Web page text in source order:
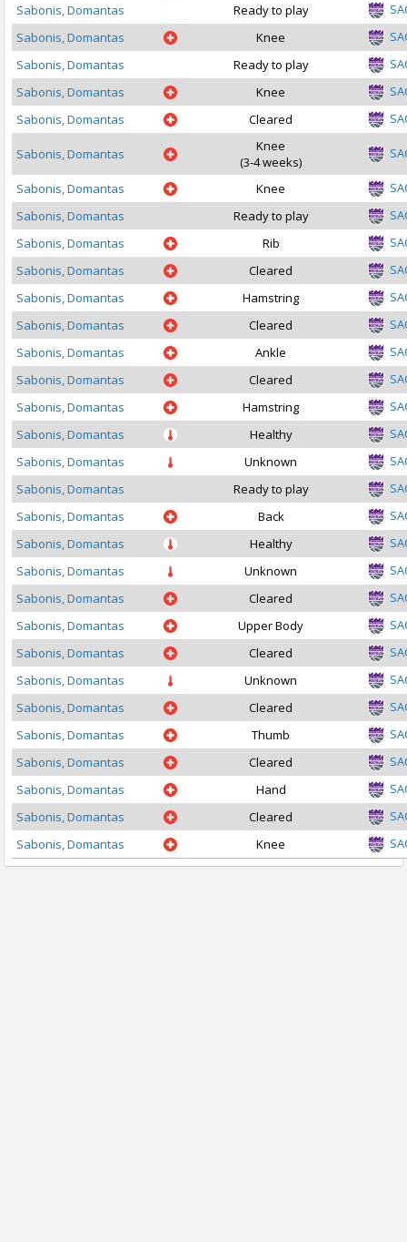
Sabonis, Domantas
Ready to play
Sabonis, Domantas
Knee
Sabonis, Domantas
Ready to play
Sabonis, Domantas
Knee
Sabonis, Domantas
Cleared
Sabonis, Domantas
Knee
(3-4 weeks)
Sabonis, Domantas Knee
Sabonis, Domantas
Ready to play
Sabonis, Domantas
Rib
Sabonis, Domantas
Cleared
Sabonis, Domantas
Hamstring
Sabonis, Domantas
Cleared
Sabonis, Domantas
Ankle
Sabonis, Domantas
Cleared
Sabonis, Domantas
Hamstring
Sabonis, Domantas
Healthy
Sabonis, Domantas
Unknown
Sabonis, Domantas
Ready to play
Sabonis, Domantas
Back
Sabonis, Domantas
Healthy
Sabonis, Domantas
Unknown
Sabonis, Domantas
Cleared
Sabonis, Domantas
Upper Body
Sabonis, Domantas
Cleared
Sabonis, Domantas
Unknown
Sabonis, Domantas
Cleared
Sabonis, Domantas
Thumb
Sabonis, Domantas
Cleared
Sabonis, Domantas
Hand
Sabonis, Domantas
Cleared
Sabonis, Domantas
Knee